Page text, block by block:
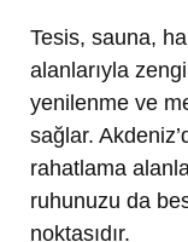
Tesis, sauna,
alanlarıyla
yenilenme ve
sağlar.
rahatlama
ruhunuzu da
noktasıdır.